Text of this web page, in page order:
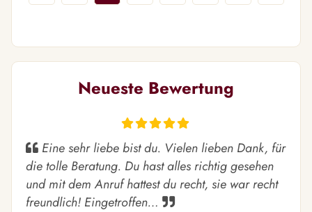
Neueste Bewertung
Eine sehr liebe bist du. Vielen lieben Dank, für
die tolle Beratung. Du hast alles richtig gesehen
und mit dem Anruf hattest du recht, sie war recht
freundlich! Eingetroffen…